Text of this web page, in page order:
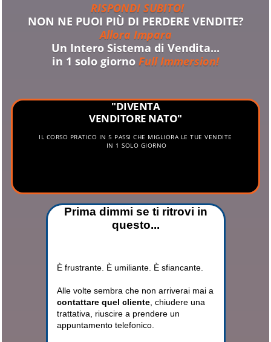
RISPONDI SUBITO!
NON NE PUOI PIÙ DI PERDERE VENDITE?
Allora Impara
Un Intero Sistema di Vendita...
in 1 solo giorno Full Immersion!
"DIVENTA
VENDITORE NATO"
IL CORSO PRATICO IN 5 PASSI CHE MIGLIORA LE TUE VENDITE
IN 1 SOLO GIORNO
Prima dimmi se ti ritrovi in
questo...
È frustrante. È umiliante. È sfiancante.
Alle volte sembra che non arriverai mai a
contattare quel cliente, chiudere una
trattativa, riuscire a prendere un
appuntamento telefonico.